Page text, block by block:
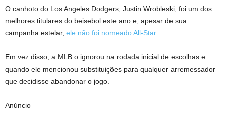
O canhoto do Los Angeles Dodgers, Justin Wrobleski, foi um dos
melhores titulares do beisebol este ano e, apesar de sua
campanha estelar, ele não foi nomeado All-Star.
Em vez disso, a MLB o ignorou na rodada inicial de escolhas e
quando ele mencionou substituições para qualquer arremessador
que decidisse abandonar o jogo.
Anúncio